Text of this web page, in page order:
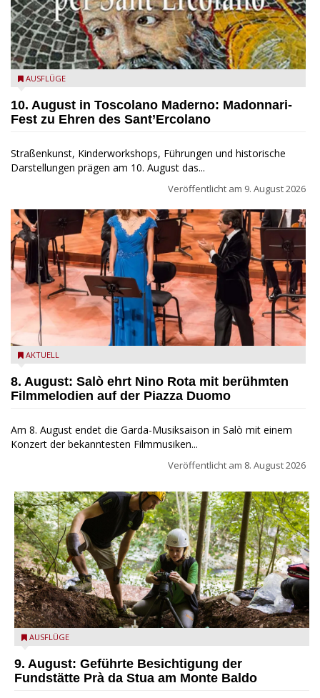
Toscolano Maderno: "Madonnari per Sant'Ercolano"
AUSFLÜGE
10. August in Toscolano Maderno: Madonnari-
Fest zu Ehren des Sant’Ercolano
Straßenkunst, Kinderworkshops, Führungen und historische
Darstellungen prägen am 10. August das...
Veröffentlicht am 9. August 2026
Estate Musicale del Garda: Salò ehrt Nino Rota
AKTUELL
8. August: Salò ehrt Nino Rota mit berühmten
Filmmelodien auf der Piazza Duomo
Am 8. August endet die Garda-Musiksaison in Salò mit einem
Konzert der bekanntesten Filmmusiken...
Veröffentlicht am 8. August 2026
die archäologische Fundstätte Riparo Prà da Stua am Monte
AUSFLÜGE
9. August: Geführte Besichtigung der
Fundstätte Prà da Stua am Monte Baldo